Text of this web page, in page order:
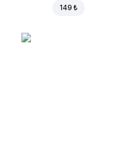
149 ₺